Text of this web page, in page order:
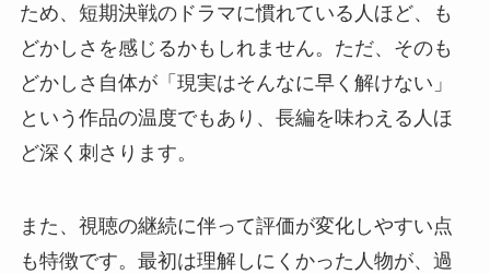
ため、短期決戦のドラマに慣れている人ほど、も
どかしさを感じるかもしれません。ただ、そのも
どかしさ自体が「現実はそんなに早く解けない」
という作品の温度でもあり、長編を味わえる人ほ
ど深く刺さります。
また、視聴の継続に伴って評価が変化しやすい点
も特徴です。最初は理解しにくかった人物が、過